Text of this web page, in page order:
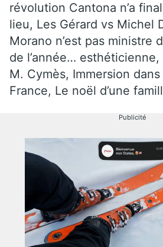
révolution Cantona n’a
lieu, Les Gérard vs Michel
Morano n’est pas ministre
de l’année… esthéticienne,
M. Cymès, Immersion
France, Le noël d’une
Publicité